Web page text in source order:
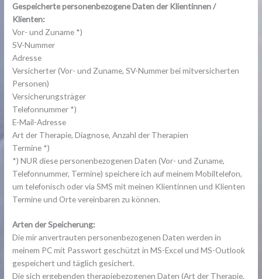
Gespeicherte personenbezogene Daten der Klientinnen /
Klienten:
Vor- und Zuname *)
SV-Nummer
Adresse
Versicherter (Vor- und Zuname, SV-Nummer bei mitversicherten
Personen)
Versicherungsträger
Telefonnummer *)
E-Mail-Adresse
Art der Therapie, Diagnose, Anzahl der Therapien
Termine *)
*) NUR diese personenbezogenen Daten (Vor- und Zuname,
Telefonnummer, Termine) speichere ich auf meinem Mobiltelefon,
um telefonisch oder via SMS mit meinen Klientinnen und Klienten
Termine und Orte vereinbaren zu können.
Arten der Speicherung:
Die mir anvertrauten personenbezogenen Daten werden in
meinem PC mit Passwort geschützt in MS-Excel und MS-Outlook
gespeichert und täglich gesichert.
Die sich ergebenden therapiebezogenen Daten (Art der Therapie,